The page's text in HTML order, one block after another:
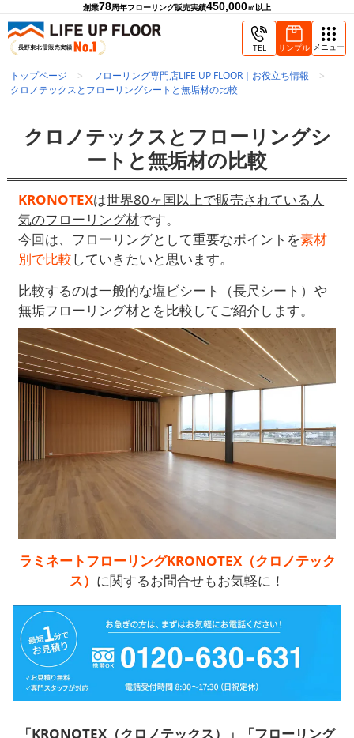
創業78周年フローリング販売実績450,000㎡以上
TEL サンプル メニュー
トップページ
フローリング専門店LIFE UP FLOOR｜お役立ち情報
クロノテックスとフローリングシートと無垢材の比較
クロノテックスとフローリングシ
ートと無垢材の比較
KRONOTEXは世界80ヶ国以上で販売されている人
気のフローリング材です。
今回は、フローリングとして重要なポイントを素材
別で比較していきたいと思います。
比較するのは一般的な塩ビシート（長尺シート）や
無垢フローリング材とを比較してご紹介します。
ラミネートフローリングKRONOTEX（クロノテック
ス） に関するお問合せもお気軽に！
「KRONOTEX（クロノテックス）」「フローリング